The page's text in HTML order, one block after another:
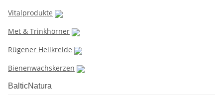
Vitalprodukte
Met & Trinkhörner
Rügener Heilkreide
Bienenwachskerzen
BalticNatura